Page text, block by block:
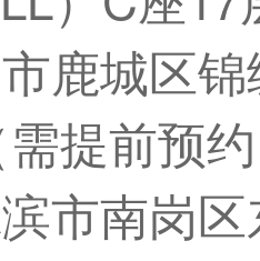
鹿城区
提前预
市南岗